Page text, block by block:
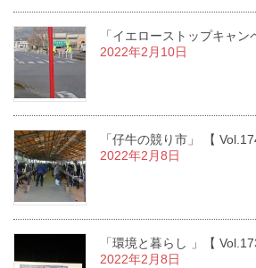
「イエローストップキャン
2022年2月10日
「仔牛の競り市」 【
2022年2月8日
「環境と暮らし 」【
2022年2月8日